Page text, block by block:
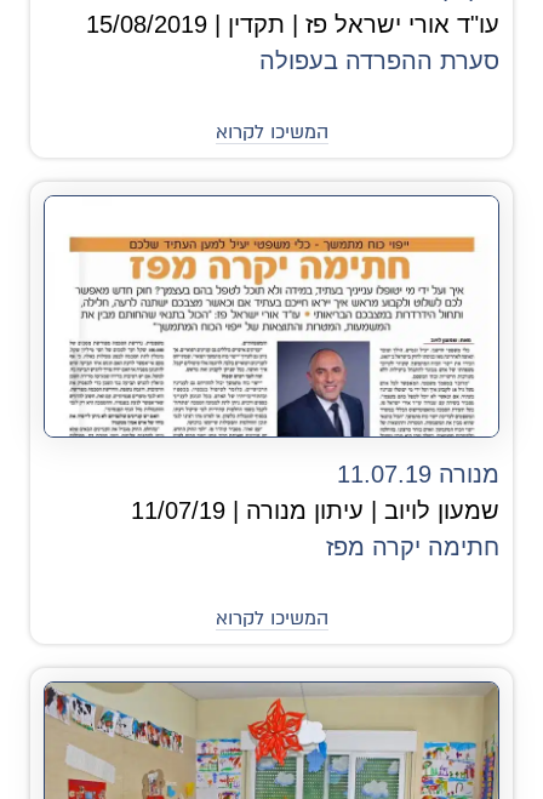
עו"ד אורי ישראל פז | תקדין | 15/08/2019
סערת ההפרדה בעפולה
המשיכו לקרוא
מנורה 11.07.19
שמעון לויוב | עיתון מנורה | 11/07/19
חתימה יקרה מפז
המשיכו לקרוא